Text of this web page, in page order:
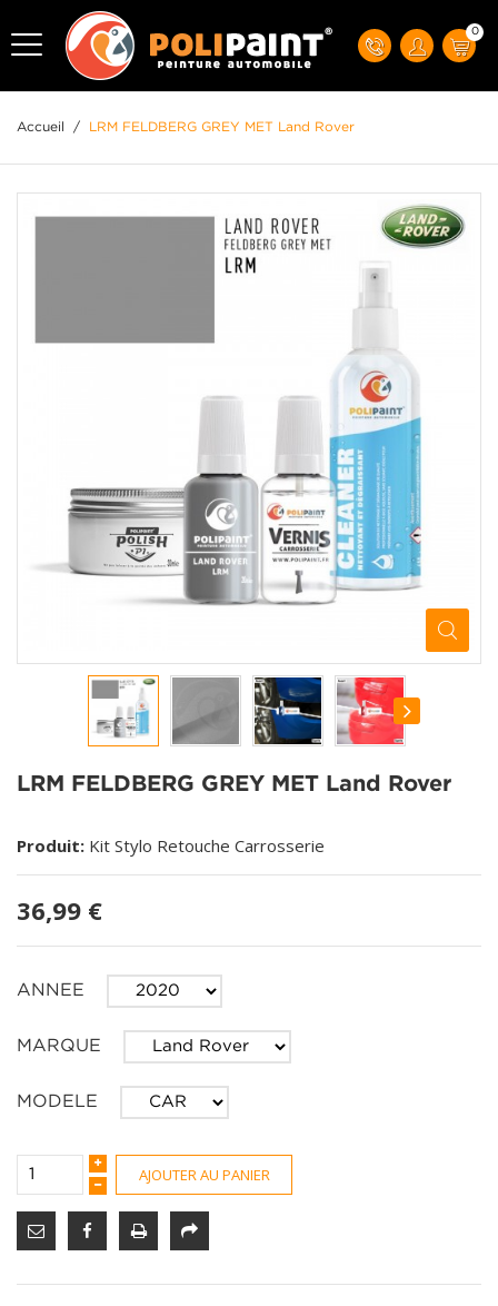
0
Accueil / LRM FELDBERG GREY MET Land Rover
LRM FELDBERG GREY MET Land Rover
Produit: Kit Stylo Retouche Carrosserie
36,99 €
ANNEE
MARQUE
MODELE
AJOUTER AU PANIER